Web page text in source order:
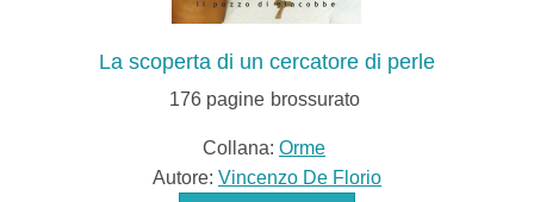
La scoperta di un cercatore di perle
176pagine brossurato
Collana: Orme
Autore: Vincenzo De Florio